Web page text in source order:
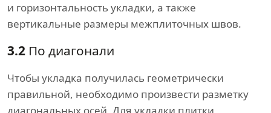
и горизонтальность укладки, а также
вертикальные размеры межплиточных швов.
3.2 По диагонали
Чтобы укладка получилась геометрически
правильной, необходимо произвести разметку